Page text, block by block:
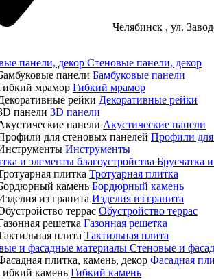
Челябинск , ул.
Стеновые панели, декор
Бамбуковые панели
Гибкий мрамор
Декоративные рейки
3D панели
Акустические панели
Профили для
Инструменты
Брусчатка
Тротуарная плитка
Бордюрный камень
Изделия из гранита
Обустройство террас
Газонная решетка
Тактильная плита
Стеновые и
Фасадная
Гибкий камень